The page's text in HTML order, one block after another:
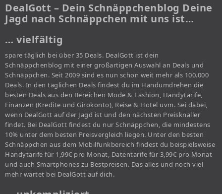
DealGott – Dein Schnäppchenblog Deine
Jagd nach Schnäppchen mit uns ist…
… vielfältig
spare täglich bei über 35 Deals. DealGott ist dein
Schnäppchenblog mit einer großartigen Auswahl an Deals und
Schnäppchen. Seit 2009 sind es nun schon weit mehr als 100.000
Deals. In den täglichen Deals findest du im Handumdrehen die
besten Deals aus den Bereichen Mode & Fashion, Handytarife,
Finanzen (Kredite und Girokonto), Reise & Hotel uvm. Sei dabei,
wenn DealGott auf der Jagd ist und den nächsten Preisknaller
findet. Bei DealGott findest du nur Schnäppchen, die mindestens
10% unter dem besten Preisvergleich liegen. Unter den besten
Schnäppchen aus dem Mobilfunkbereich findest du beispielsweise
Handytarife für 1,99€ pro Monat, Datentarife für 3,99€ pro Monat
und auch Smartphones zu Bestpreisen. Das alles und noch viel
mehr wartet bei DealGott auf dich.